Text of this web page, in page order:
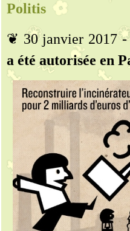
Politis
❦ 30 janvier 2017
a été autorisée en